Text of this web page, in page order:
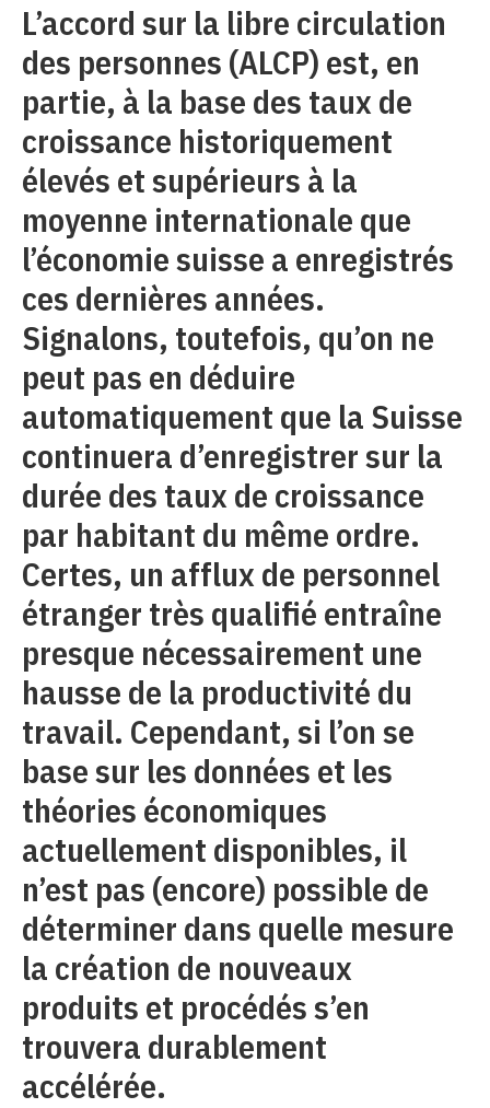
L’accord sur la libre circulation
des personnes (ALCP) est, en
partie, à la base des taux de
croissance historiquement
élevés et supérieurs à la
moyenne internationale que
l’économie suisse a enregistrés
ces dernières années.
Signalons, toutefois, qu’on ne
peut pas en déduire
automatiquement que la Suisse
continuera d’enregistrer sur la
durée des taux de croissance
par habitant du même ordre.
Certes, un afflux de personnel
étranger très qualifié entraîne
presque nécessairement une
hausse de la productivité du
travail. Cependant, si l’on se
base sur les données et les
théories économiques
actuellement disponibles, il
n’est pas (encore) possible de
déterminer dans quelle mesure
la création de nouveaux
produits et procédés s’en
trouvera durablement
accélérée.